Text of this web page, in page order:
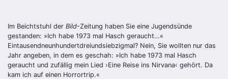
Im Beichtstuhl der Bild-Zeitung haben Sie eine Jugendsünde
gestanden: »Ich habe 1973 mal Hasch geraucht…«
Eintausendneunhundertdreiundsiebzigmal? Nein, Sie wollten nur das
Jahr angeben, in dem es geschah: »Ich habe 1973 mal Hasch
geraucht und zufällig mein Lied ›Eine Reise ins Nirvana‹ gehört. Da
kam ich auf einen Horrortrip.«